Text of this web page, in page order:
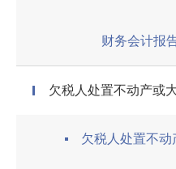
财务会计报
欠税人处置不动产或
欠税人处置不